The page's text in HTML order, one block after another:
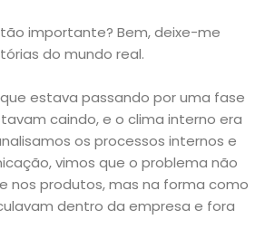
importante? Bem, deixe-me
do mundo real.
estava passando por uma fase
caindo, e o clima interno era
os processos internos e
vimos que o problema não
nos produtos, mas na forma como
dentro da empresa e fora